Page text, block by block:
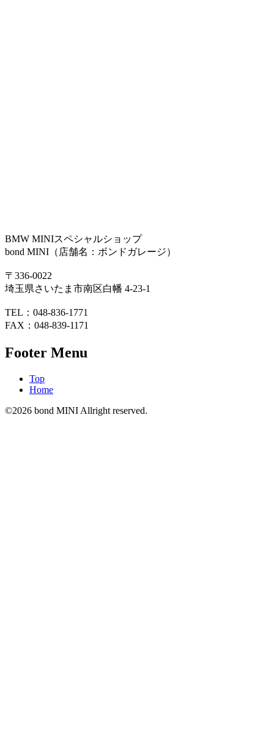
BMW MINIスペシャルショップ
bond MINI（店舗名：ボンドガレージ）
〒336-0022
埼玉県さいたま市南区白幡 4-23-1
TEL：048-836-1771
FAX：048-839-1171
Footer Menu
Top
Home
©2026 bond MINI Allright reserved.